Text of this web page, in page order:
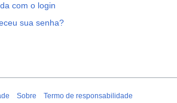
com o login
sua senha?
Sobre Termo de responsabilidade